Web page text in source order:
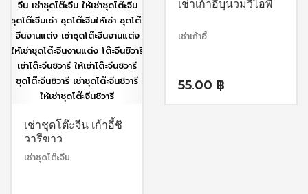
เช่าชุดโต๊ะจีน เก้าอี้ชิ
วารีขาว
เช่าชุดโต๊ะจีน
เช่าเก้าอี้บุนวมวีไอพี
เช่าเก้าอี้
55.00 ฿